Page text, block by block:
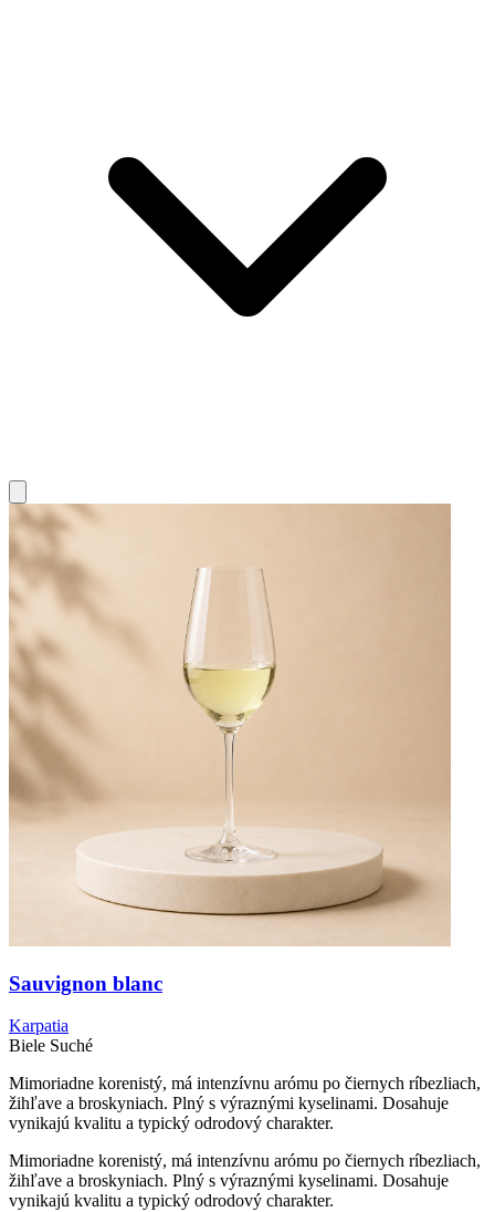
Sauvignon blanc
Karpatia
Biele Suché
Mimoriadne korenistý, má intenzívnu arómu po čiernych ríbezliach,
žihľave a broskyniach. Plný s výraznými kyselinami. Dosahuje
vynikajú kvalitu a typický odrodový charakter.
Mimoriadne korenistý, má intenzívnu arómu po čiernych ríbezliach,
žihľave a broskyniach. Plný s výraznými kyselinami. Dosahuje
vynikajú kvalitu a typický odrodový charakter.